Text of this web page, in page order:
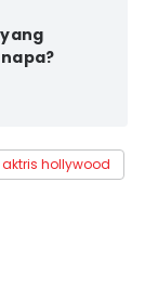
aktris hollywood